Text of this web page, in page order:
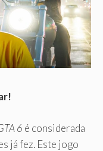
6 é considerada
já fez. Este jogo